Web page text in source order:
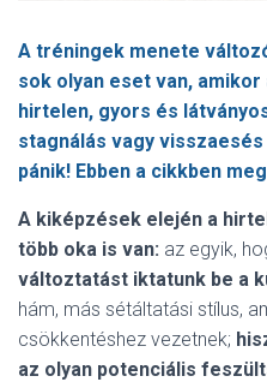
A tréningek menete
sok olyan eset van,
hirtelen, gyors és
stagnálás vagy
pánik! Ebben a cikkben
A kiképzések elején a
több oka is van: az egyik,
változtatást iktatunk be a
hám, más sétáltatási stílus,
csökkentéshez vezetnek;
az olyan potenciális